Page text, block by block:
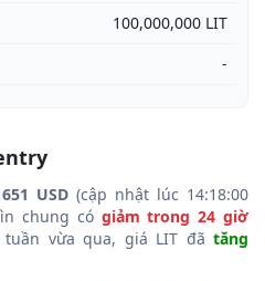
100,000,000 LIT
-
USD(cập nhật lúc 14:18:00
chung có giảm trong 24 giờ
tuần vừa qua, giá LIT đã tăng